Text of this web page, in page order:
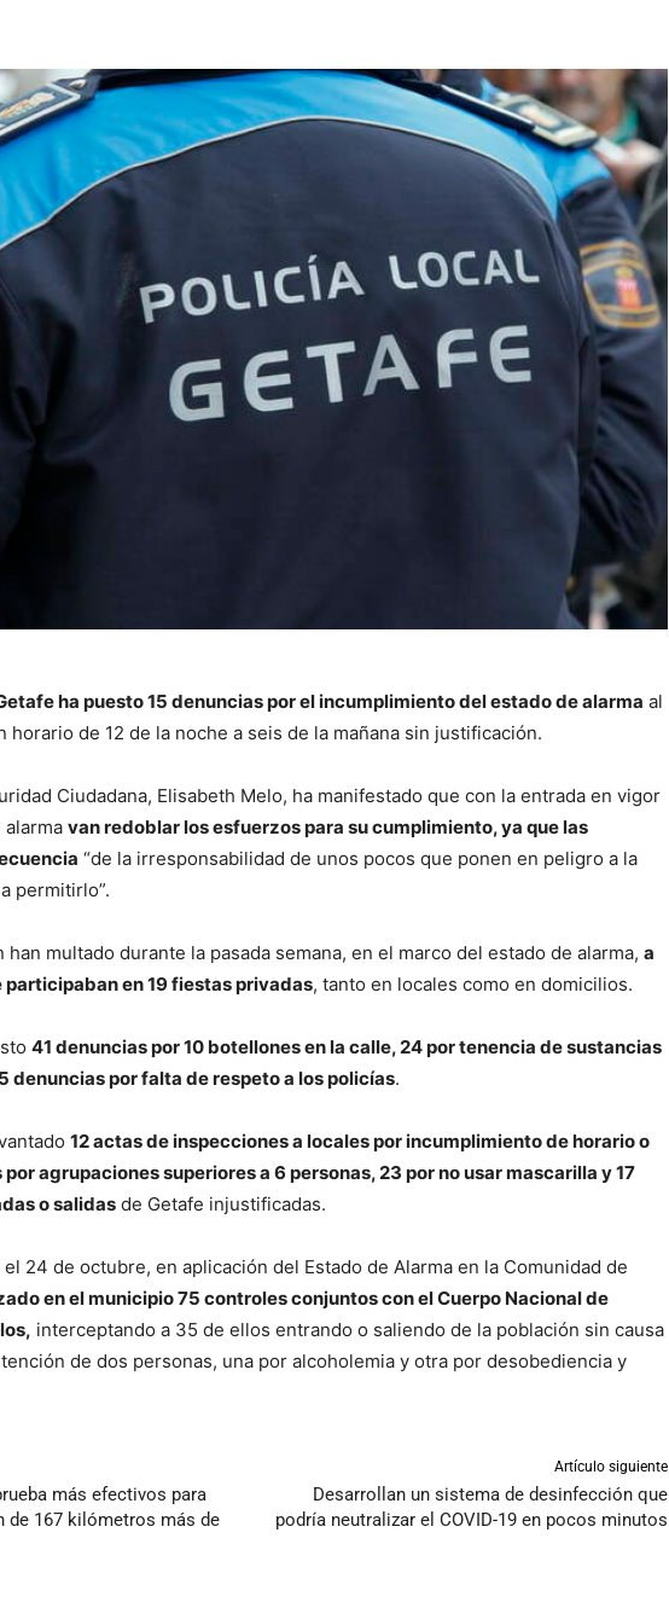
ha puesto 15 denuncias por el incumplimiento del estado de alarma al
horario de 12 de la noche a seis de la mañana sin justificación.
Ciudadana, Elisabeth Melo, ha manifestado que con la entrada en vigor
van redoblar los esfuerzos para su cumplimiento, ya que las
“de la irresponsabilidad de unos pocos que ponen en peligro a la
permitirlo”.
han multado durante la pasada semana, en el marco del estado de alarma, a
participaban en 19 fiestas privadas, tanto en locales como en domicilios.
41 denuncias por 10 botellones en la calle, 24 por tenencia de sustancias
denuncias por falta de respeto a los policías.
12 actas de inspecciones a locales por incumplimiento de horario o
agrupaciones superiores a 6 personas, 23 por no usar mascarilla y 17
o salidas de Getafe injustificadas.
24 de octubre, en aplicación del Estado de Alarma en la Comunidad de
en el municipio 75 controles conjuntos con el Cuerpo Nacional de
interceptando a 35 de ellos entrando o saliendo de la población sin causa
de dos personas, una por alcoholemia y otra por desobediencia y
más efectivos para
de 167 kilómetros más de
Artículo siguiente
Desarrollan un sistema de desinfección que
podría neutralizar el COVID-19 en pocos minutos